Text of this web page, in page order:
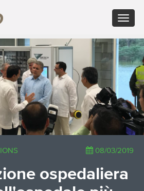
Toggle
×
ES - Español
PT - Português (PT)
RU - Русский
PL - Język polski
ZH - 汉语
JA - 日本語
TR - Türkçe
AE - اللغة العربية
08/03/2019
ospedaliera